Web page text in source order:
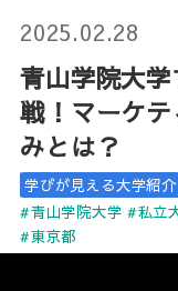
2025.02.28
青山学院大
戦！マーケ
みとは？
学びが見える大学紹介
#青山学院大学 #私立
#東京都